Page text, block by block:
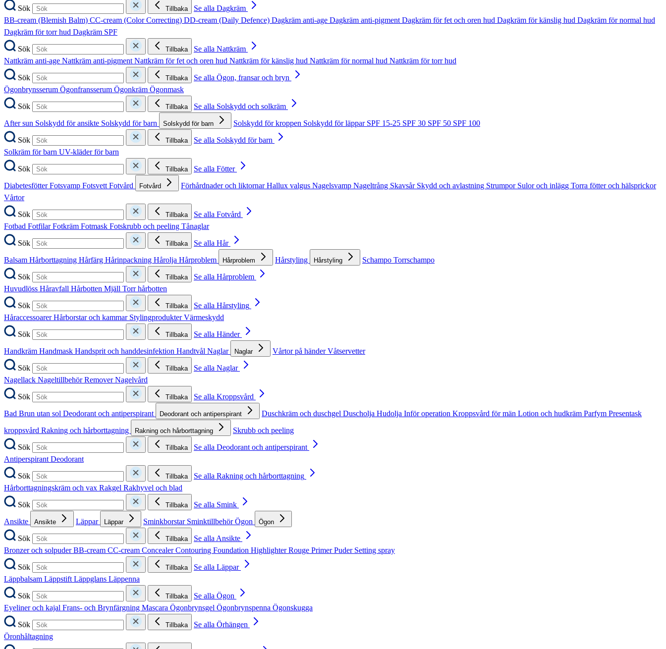
Sök
Tillbaka
Se alla Dagkräm
BB-cream (Blemish Balm) CC-cream (Color Correcting) DD-cream (Daily Defence) Dagkräm anti-age Dagkräm anti-pigment Dagkräm för fet och oren hud Dagkräm för känslig hud Dagkräm för normal hud
Dagkräm för torr hud Dagkräm SPF
Sök
Tillbaka
Se alla Nattkräm
Nattkräm anti-age Nattkräm anti-pigment Nattkräm för fet och oren hud Nattkräm för känslig hud Nattkräm för normal hud Nattkräm för torr hud
Sök
Tillbaka
Se alla Ögon, fransar och bryn
Ögonbrynsserum Ögonfransserum Ögonkräm Ögonmask
Sök
Tillbaka
Se alla Solskydd och solkräm
After sun Solskydd för ansikte Solskydd för barn Solskydd för barn Solskydd för kroppen Solskydd för läppar SPF 15-25 SPF 30 SPF 50 SPF 100
Sök
Tillbaka
Se alla Solskydd för barn
Solkräm för barn UV-kläder för barn
Sök
Tillbaka
Se alla Fötter
DiabetesfötterFotsvamp Fotsvett Fotvård Fotvård Förhårdnader och liktornarHallux valgus Nagelsvamp Nageltrång Skavsår Skydd och avlastning Strumpor Sulor och inlägg Torra fötter och hälsprickor
Vårtor
Sök
Tillbaka
Se alla Fotvård
Fotbad FotfilarFotkräm Fotmask Fotskrubb och peeling Tånaglar
Sök
Tillbaka
Se alla Hår
Balsam Hårborttagning Hårfärg Hårinpackning Hårolja Hårproblem Hårproblem Hårstyling Hårstyling Schampo Torrschampo
Sök
Tillbaka
Se alla Hårproblem
Huvudlöss Håravfall Hårbotten Mjäll Torr hårbotten
Sök
Tillbaka
Se alla Hårstyling
HåraccessoarerHårborstar och kammar StylingprodukterVärmeskydd
Sök
Tillbaka
Se alla Händer
Handkräm Handmask Handsprit och handdesinfektion Handtvål Naglar Naglar Vårtor på händerVåtservetter
Sök
Tillbaka
Se alla Naglar
Nagellack NageltillbehörRemoverNagelvård
Sök
Tillbaka
Se alla Kroppsvård
Bad Brun utan sol Deodorant och antiperspirant Deodorant och antiperspirant Duschkräm och duschgel Duscholja Hudolja Inför operation Kroppsvård för män Lotion och hudkräm Parfym Presentask
kroppsvård Rakning och hårborttagning Rakning och hårborttagning
Skrubb och peeling
Sök
Tillbaka
Se alla Deodorant och antiperspirant
Antiperspirant Deodorant
Sök
Tillbaka
Se alla Rakning och hårborttagning
Hårborttagningskräm och vax Rakgel Rakhyvel och blad
Sök
Tillbaka
Se alla Smink
Ansikte
Ansikte Läppar Läppar Sminkborstar SminktillbehörÖgon Ögon
Sök Tillbaka
Se alla Ansikte
Bronzer och solpuderBB-cream CC-cream ConcealerContouring Foundation HighlighterRouge PrimerPuder Setting spray
Sök
Tillbaka
Se alla Läppar
Läppbalsam Läppstift Läppglans Läppenna
Sök
Tillbaka
Se alla Ögon
Eyeliner och kajal Frans- och Brynfärgning Mascara Ögonbrynsgel Ögonbrynspenna Ögonskugga
Sök
Tillbaka
Se alla Örhängen
Öronhåltagning